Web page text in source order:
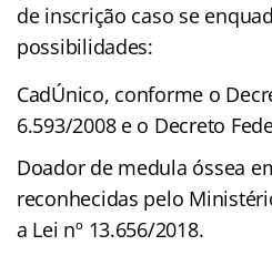
de inscrição caso se
possibilidades:
CadÚnico, conforme o
6.593/2008 e o Decreto
Doador de medula óssea
reconhecidas pelo
a Lei nº 13.656/2018.